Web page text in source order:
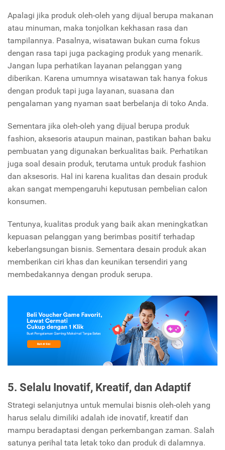
Apalagi jika produk oleh-oleh yang dijual berupa makanan
atau minuman, maka tonjolkan kekhasan rasa dan
tampilannya. Pasalnya, wisatawan bukan cuma fokus
dengan rasa tapi juga packaging produk yang menarik.
Jangan lupa perhatikan layanan pelanggan yang
diberikan. Karena umumnya wisatawan tak hanya fokus
dengan produk tapi juga layanan, suasana dan
pengalaman yang nyaman saat berbelanja di toko Anda.
Sementara jika oleh-oleh yang dijual berupa produk
fashion, aksesoris ataupun mainan, pastikan bahan baku
pembuatan yang digunakan berkualitas baik. Perhatikan
juga soal desain produk, terutama untuk produk fashion
dan aksesoris. Hal ini karena kualitas dan desain produk
akan sangat mempengaruhi keputusan pembelian calon
konsumen.
Tentunya, kualitas produk yang baik akan meningkatkan
kepuasan pelanggan yang berimbas positif terhadap
keberlangsungan bisnis. Sementara desain produk akan
memberikan ciri khas dan keunikan tersendiri yang
membedakannya dengan produk serupa.
5. Selalu Inovatif, Kreatif, dan Adaptif
Strategi selanjutnya untuk memulai bisnis oleh-oleh yang
harus selalu dimiliki adalah ide inovatif, kreatif dan
mampu beradaptasi dengan perkembangan zaman. Salah
satunya perihal tata letak toko dan produk di dalamnya.